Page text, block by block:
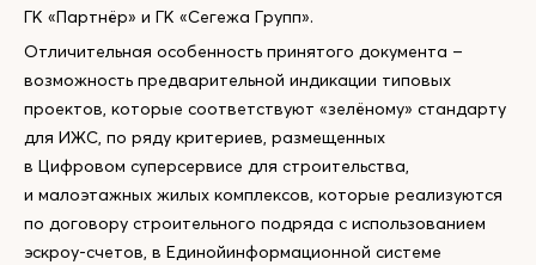
ГК «Партнёр» и ГК «Сегежа Групп».
Отличительная особенность принятого документа –
возможность предварительной индикации типовых
проектов, которые соответствуют «зелёному» стандарту
для ИЖС, по ряду критериев, размещенных
в Цифровом суперсервисе для строительства,
и малоэтажных жилых комплексов, которые реализуются
по договору строительного подряда с использованием
эскроу-счетов, в Единойинформационной системе